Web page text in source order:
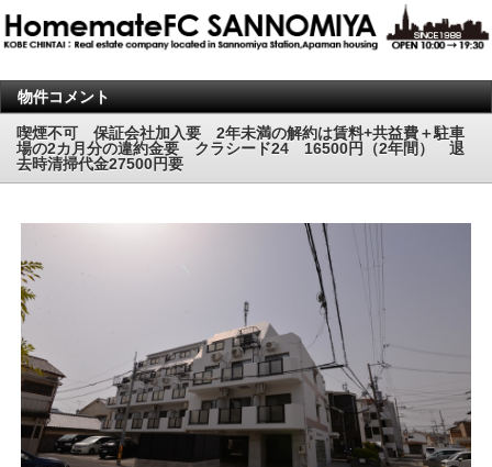
物件コメント
喫煙不可 保証会社加入要 2年未満の解約は賃料+共益費＋駐車
場の2カ月分の違約金要 クラシード24 16500円（2年間） 退
去時清掃代金27500円要